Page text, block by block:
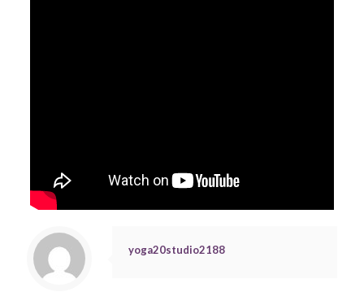
yoga20studio2188